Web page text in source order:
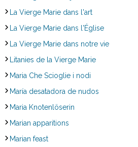
La Vierge Marie dans l'art
La Vierge Marie dans l'Église
La Vierge Marie dans notre vie
Litanies de la Vierge Marie
Maria Che Scioglie i nodi
María desatadora de nudos
Maria Knotenlöserin
Marian apparitions
Marian feast